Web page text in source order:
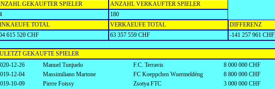
GEKAUFTER SPIELER
ANZAHL VERKAUFTER SPIELER
180
TOTAL
VERKAEUFE TOTAL
DIFFERENZ
615 520 CHF
63 357 559 CHF -141 257 961 CHF
GEKAUFTE SPIELER
12-26
Manuel Tunjuelo F.C. Terravis
8 000 000 CHF
12-04
Massimiliano Martone FC Koeppchen Wuermeldéng
8 800 000 CHF
10-09
Pierre Foissy Zsotya FTC
3 000 000 CHF